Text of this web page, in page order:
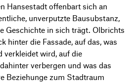
Hansestadt offenbart sich an
unverputzte Bausubstanz,
Geschichte in sich trägt. Olbrichts
hinter die Fassade, auf das, was
verkleidet wird, auf die
verbergen und was das
Beziehunge zum Stadtraum